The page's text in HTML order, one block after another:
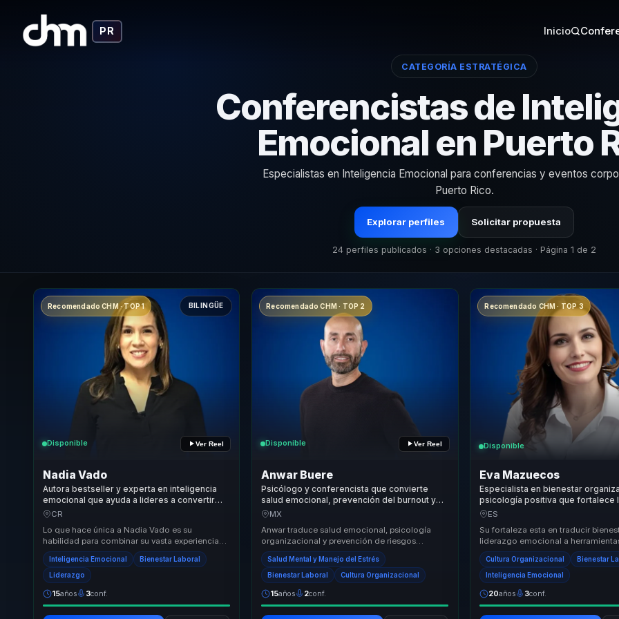
PR Inicio
CATEGORÍA ESTRATÉGICA
Conferencistas de
Emocional en Puerto
Especialistas en Inteligencia Emocional para conferencias y eventos
Puerto Rico.
Explorar perfiles Solicitar propuesta
24 perfiles publicados · 3 opciones destacadas · Página 1 de 2
Recomendado CHM · TOP 1 BILINGÜE
Disponible Ver Reel
Nadia Vado
Autora bestseller y experta en inteligencia
emocional que ayuda a lideres a convertir
bienestar y mindfulness en productividad y
CR
Lo que hace única a Nadia Vado es su
habilidad para combinar su vasta experiencia
en inteligencia emocional con un enfoque
práctico y apl...
Inteligencia Emocional Bienestar Laboral
Liderazgo
15años 3conf.
Recomendado CHM · TOP 2
Disponible Ver Reel
Anwar Buere
Psicólogo y conferencista que convierte
salud emocional, prevención del burnout y
NOM-035 en culturas de trabajo más
MX
Anwar traduce salud emocional, psicología
organizacional y prevención de riesgos
psicosociales en conversaciones útiles para
empresas. Ay...
Salud Mental y Manejo del Estrés
Bienestar Laboral Cultura Organizacional
15años 2conf.
Recomendado CHM · TOP 3
Disponible
Eva Mazuecos
Especialista en bienestar
psicología positiva que fortalece
emocional, cohesión y
ES
Su fortaleza esta en traducir
liderazgo emocional a
para cultura, clima y rendimiento.
conve...
Cultura Organizacional Bienestar
Inteligencia Emocional
20años 3conf.